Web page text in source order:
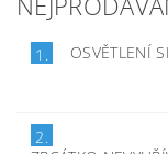
1. OSVĚTLENÍ
2.